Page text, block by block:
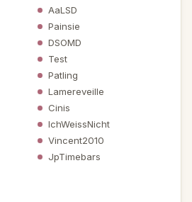
AaLSD
Painsie
DSOMD
Test
Patling
Lamereveille
Cinis
IchWeissNicht
Vincent2010
JpTimebars